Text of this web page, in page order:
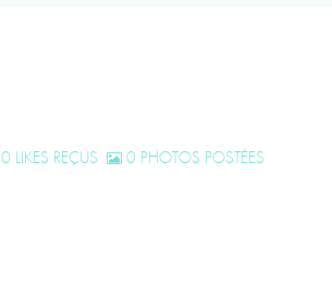
0 LIKES REÇUS 0 PHOTOS POSTÉES